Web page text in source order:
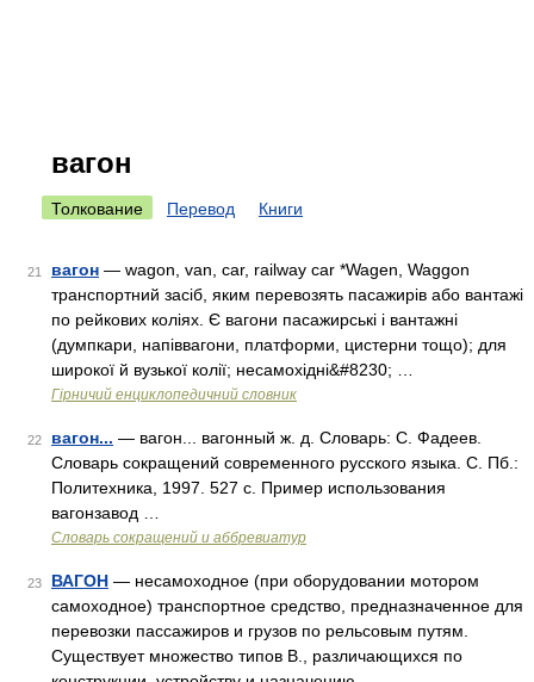
вагон
Толкование Перевод Книги
21 вагон — wagon, van, car, railway car *Wagen, Waggon
транспортний засіб, яким перевозять пасажирів або вантажі
по рейкових коліях. Є вагони пасажирські і вантажні
(думпкари, напіввагони, платформи, цистерни тощо); для
широкої й вузької колії; несамохідні&#8230; …
Гірничий енциклопедичний словник
22 вагон... — вагон... вагонный ж. д. Словарь: С. Фадеев.
Словарь сокращений современного русского языка. С. Пб.:
Политехника, 1997. 527 с. Пример использования
вагонзавод …
Словарь сокращений и аббревиатур
23 ВАГОН — несамоходное (при оборудовании мотором
самоходное) транспортное средство, предназначенное для
перевозки пассажиров и грузов по рельсовым путям.
Существует множество типов В., различающихся по